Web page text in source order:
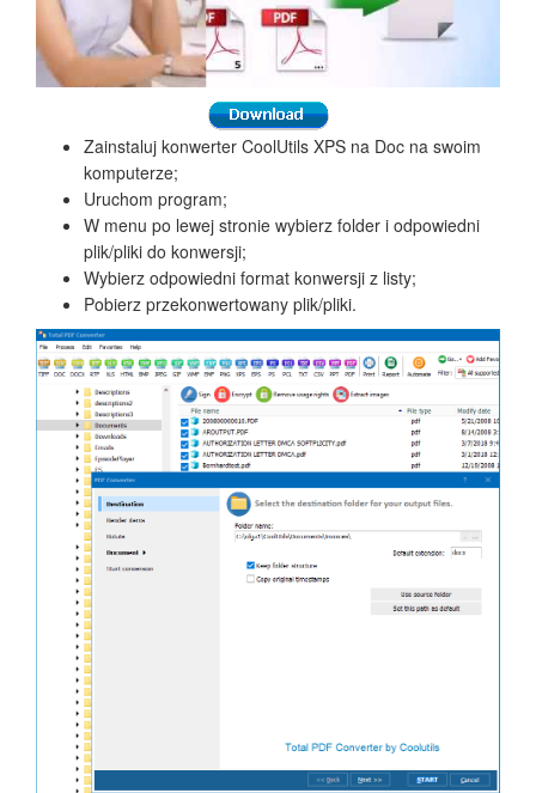
Zainstaluj konwerter CoolUtils XPS na Doc na swoim
komputerze;
Uruchom program;
W menu po lewej stronie wybierz folder i odpowiedni
plik/pliki do konwersji;
Wybierz odpowiedni format konwersji z listy;
Pobierz przekonwertowany plik/pliki.